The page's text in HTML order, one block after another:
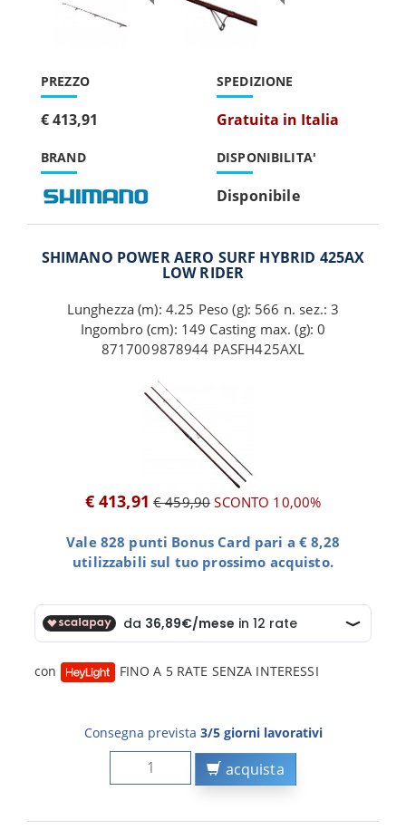
PREZZO
€ 413,91
BRAND
SPEDIZIONE
Gratuita in Italia
DISPONIBILITA'
Disponibile
SHIMANO POWER AERO SURF HYBRID 425AX
LOW RIDER
Lunghezza (m): 4.25 Peso (g): 566 n. sez.: 3
Ingombro (cm): 149 Casting max. (g): 0
8717009878944 PASFH425AXL
€ 413,91 € 459,90SCONTO 10,00%
Vale 828 punti Bonus Card pari a € 8,28
utilizzabili sul tuo prossimo acquisto.
con FINO A 5 RATE SENZA INTERESSI
Consegna prevista 3/5 giorni lavorativi
acquista